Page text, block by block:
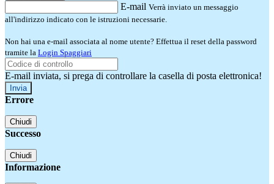
E-mail Verrà inviato un messaggio
all'indirizzo indicato con le istruzioni necessarie.
Non hai una e-mail associata al nome utente? Effettua il reset della password
tramite la Login Spaggiari
E-mail inviata, si prega di controllare la casella di posta elettronica!
Errore
Chiudi
Successo
Chiudi
Informazione